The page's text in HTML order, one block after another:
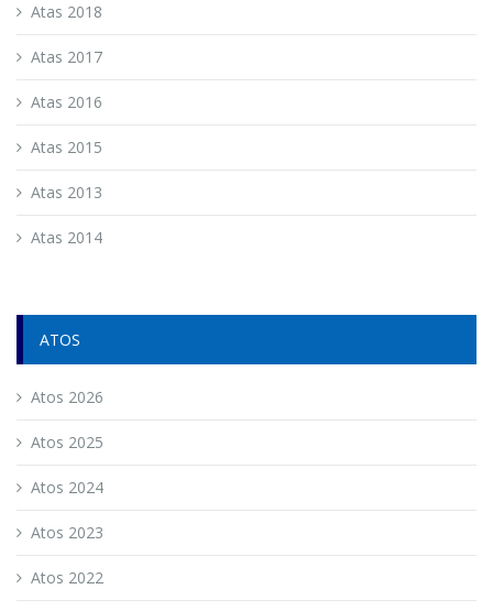
Atas 2018
Atas 2017
Atas 2016
Atas 2015
Atas 2013
Atas 2014
ATOS
Atos 2026
Atos 2025
Atos 2024
Atos 2023
Atos 2022